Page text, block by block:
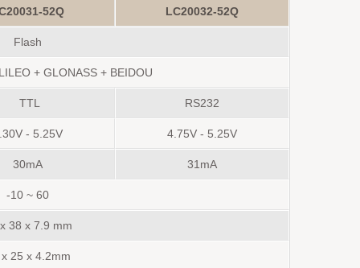
52Q LC20032-52Q
Flash
+ GLONASS + BEIDOU
TTL RS232
- 5.25V 4.75V - 5.25V
30mA 31mA
-10 ~ 60
38 x 7.9 mm
25 x 4.2mm